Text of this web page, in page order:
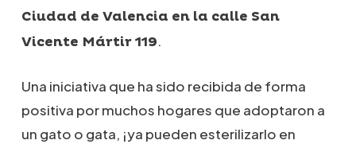
Ciudad de Valencia en la calle San
Vicente Mártir 119.
Una iniciativa que ha sido recibida de forma
positiva por muchos hogares que adoptaron a
un gato o gata, ¡ya pueden esterilizarlo en